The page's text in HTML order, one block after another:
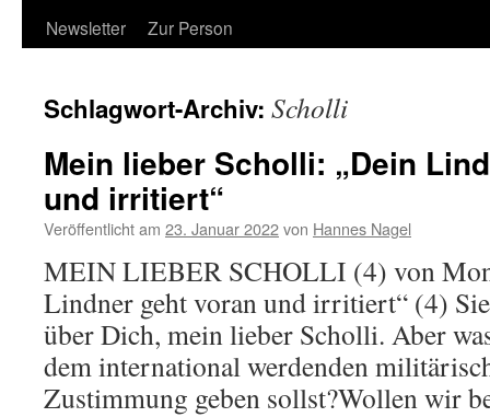
Newsletter
Zur Person
Schlagwort-Archiv: Scholli
Mein lieber Scholli: „Dein
und irritiert“
Veröffentlicht am 23. Januar 2022von Hannes Nagel
MEIN LIEBER SCHOLLI (4) von
Lindner geht voran und irritiert“ (4)
über Dich, mein lieber Scholli. Aber
dem international werdenden
Zustimmung geben sollst?Wollen wir